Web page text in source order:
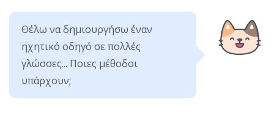
Θέλω να δημιουργήσω έναν
ηχητικό οδηγό σε πολλές
γλώσσες... Ποιες μέθοδοι
υπάρχουν;